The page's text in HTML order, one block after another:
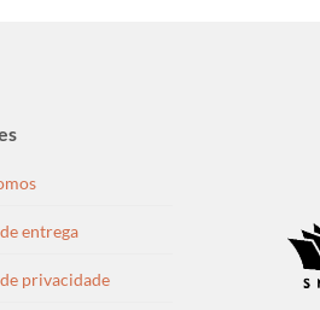
entrega
privacidade